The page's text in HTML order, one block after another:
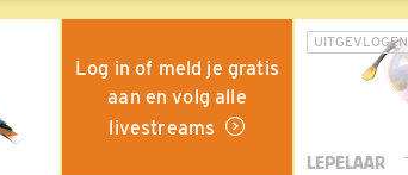
Log in of meld je gratis
aan en volg alle
livestreams
UITGEVLOGEN
LEPELAAR